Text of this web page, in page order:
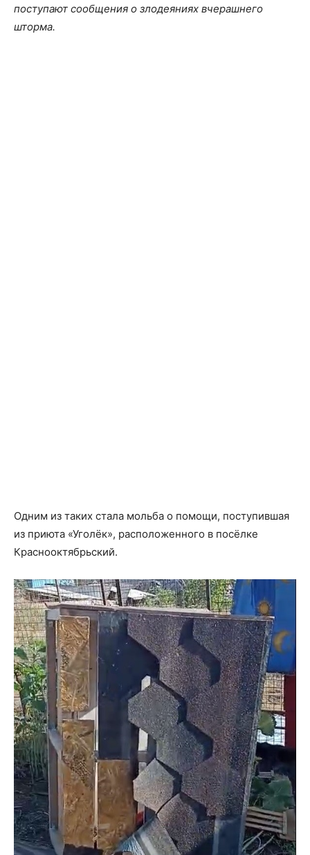
поступают сообщения о злодеяниях вчерашнего
шторма.
Одним из таких стала мольба о помощи, поступившая
из приюта «Уголёк», расположенного в посёлке
Краснооктябрьский.